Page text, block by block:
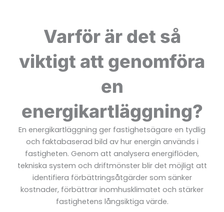
Varför är det så
viktigt att genomföra
en
energikartläggning?
En energikartläggning ger fastighetsägare en tydlig
och faktabaserad bild av hur energin används i
fastigheten. Genom att analysera energiflöden,
tekniska system och driftmönster blir det möjligt att
identifiera förbättringsåtgärder som sänker
kostnader, förbättrar inomhusklimatet och stärker
fastighetens långsiktiga värde.